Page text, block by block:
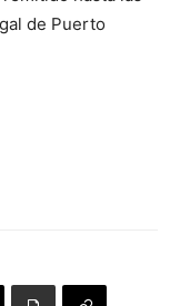
de Puerto